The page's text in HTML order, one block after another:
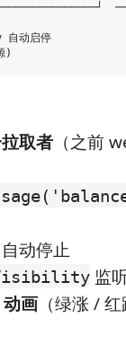
动启停
取者 （之前
动停止
监
画 （绿涨 /